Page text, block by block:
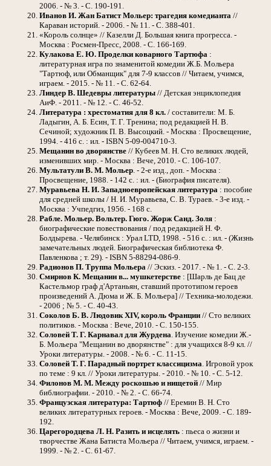
2006. - № 3. - С. 190-191.
Иванов И. Жан Батист Мольер: трагедия комедианта //
Караван историй. - 2006. - № 11. - С. 388-401.
«Король солнце» // Казелли Д. Большая книга прогресса. -
Москва : Росмен-Пресс, 2008. - С. 166-169.
Кулакова Е. Ю. Проделки коварного Тартюфа :
литературная игра по знаменитой комедии Ж.Б. Мольера
"Тартюф, или Обманщик" для 7-9 классов // Читаем, учимся,
играем. - 2015. - № 11. - С. 62-64.
Линдер В. Шедевры литературы // Детская энциклопедия
АиФ. - 2011. - № 12. - С. 46-52.
Литература : хрестоматия для 8 кл. / составители: М. Б.
Ладыгин, А. Б. Есин, Т. Г. Тренина; под редакцией Н. В.
Сечиной; художник П. В. Высоцкий. - Москва : Просвещение,
1994. - 416 с. : ил. - ISBN 5-09-004710-3.
Мещанин во дворянстве // Кубеев М. Н. Сто великих людей,
изменивших мир. - Москва : Вече, 2010. - С. 106-107.
Мультатули В. М. Мольер. - 2-е изд., доп. - Москва :
Просвещение, 1988. - 142 с. : ил. - (Биография писателя).
Муравьева Н. И. Западноевропейская литература : пособие
для средней школы / Н. И. Муравьева, С. В. Тураев. - 3-е изд. -
Москва : Учпедгиз, 1956. - 168 с.
Рабле. Мольер. Вольтер. Гюго. Жорж Санд. Золя :
биографические повествования / под редакцией Н. Ф.
Болдырева. - Челябинск : Урал LTD, 1998. - 516 с. : ил. - (Жизнь
замечательных людей. Биографическая библиотека Ф.
Павленкова ; т. 29). - ISBN 5-88294-086-9.
Радионов П. Труппа Мольера // Эскиз. - 2017. - № 1. - С. 2-3.
Смирнов К. Мещанин в... мушкетерстве : [Шарль де Бац де
Кастельмор граф д'Артаньян, ставший прототипом героев
произведений А. Дюма и Ж. Б. Мольера] // Техника-молодежи.
- 2006 ; № 5. - С. 40-43.
Соколов Б. В. Людовик XIV, король Франции // Сто великих
политиков. - Москва : Вече, 2010. - С. 150-155.
Соловей Т. Г. Карнавал для Журдена. Изучение комедии Ж.-
Б. Мольера "Мещанин во дворянстве" : для учащихся 8-9 кл. //
Уроки литературы. - 2008. - № 6. - С. 11-15.
Соловей Т. Г. Парадный портрет классицизма. Игровой урок
по теме : 9 кл. // Уроки литературы. - 2010. - № 10. - С. 5-12.
Филонов М. М. Между роскошью и нищетой // Мир
библиографии. - 2010. - № 2. - С. 66-74.
Французская литература: Тартюф // Еремин В. Н. Сто
великих литературных героев. - Москва : Вече, 2009. - С. 189-
192.
Царегородцева Л. Н. Разить и исцелять : пьеса о жизни и
творчестве Жана Батиста Мольера // Читаем, учимся, играем. -
1999. - № 2. - С. 61-67.